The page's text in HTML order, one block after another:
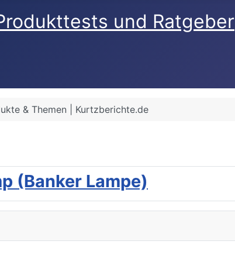
und Ratgeber
& Themen | Kurtzberichte.de
(Banker Lampe)